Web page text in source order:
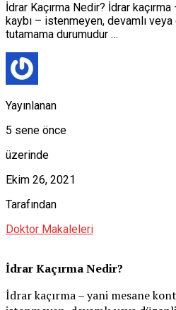
İdrar Kaçırma Nedir? İdrar
kaybı – istenmeyen, devamlı
tutamama durumudur …
Yayınlanan
5 sene önce
üzerinde
Ekim 26, 2021
Tarafından
Doktor Makaleleri
İdrar Kaçırma Nedir?
İdrar kaçırma – yani mesane